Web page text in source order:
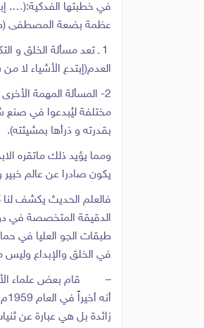
في خطبتها الفدكية:(….
عظمة بضعة المصطفى
1 ـ تعد مسألة الخلق و
العدم(إبتدع الأشياء لا
2- المسألة المهمة
مختلفة ليُبدعوا في صنع
بقدرته و ذرأها بمشيئته).
ومما يؤيد ذلك ماتقره
يكون صادرا عن عالم خبير
فالعلم الحديث يكشف
الدقيقة المتخصصة في
طبقات الجو العليا في
في الخلق والإبداع وليس
– قام بعض علماء الأجنَّة
زائدة بل هي عبارة عن